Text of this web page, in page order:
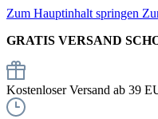
Zum Hauptinhalt springen
GRATIS VERSAND
Kostenloser Versand ab 39